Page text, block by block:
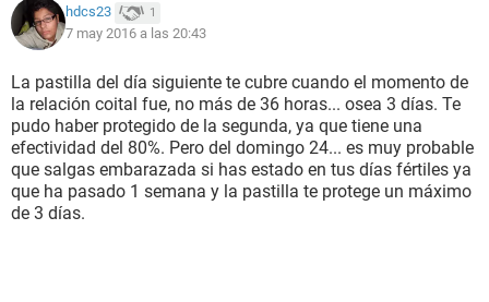
hdcs23 1
7 may 2016 a las 20:43
La pastilla del día siguiente te cubre cuando el momento de
la relación coital fue, no más de 36 horas... osea 3 días. Te
pudo haber protegido de la segunda, ya que tiene una
efectividad del 80%. Pero del domingo 24... es muy probable
que salgas embarazada si has estado en tus días fértiles ya
que ha pasado 1 semana y la pastilla te protege un máximo
de 3 días.